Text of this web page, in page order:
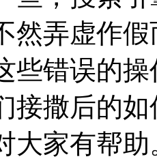
然弄虚作
些错误的
接撒后的
大家有帮助